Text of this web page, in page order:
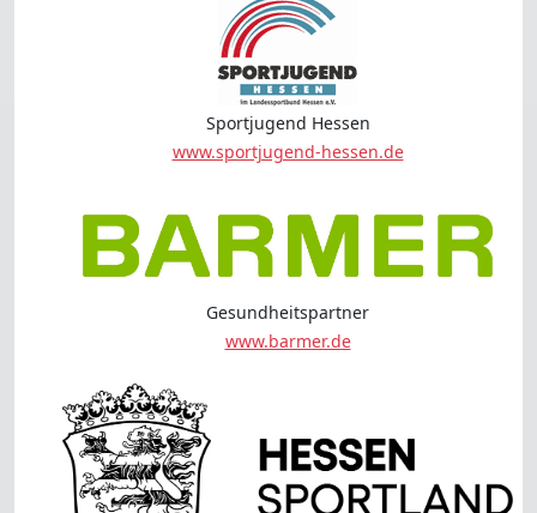
Sportjugend Hessen
www.sportjugend-hessen.de
Gesundheitspartner
www.barmer.de